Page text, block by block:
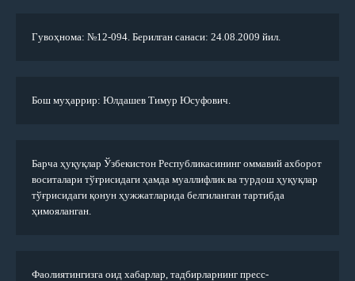
Гувоҳнома: №12-094. Берилган санаси: 24.08.2009 йил.
Бош муҳаррир: Юлдашев Тимур Юсуфович.
Барча ҳуқуқлар Ўзбекистон Республикасининг оммавий ахборот
воситалари тўғрисидаги ҳамда муаллифлик ва турдош ҳуқуқлар
тўғрисидаги қонун ҳужжатларида белгиланган тартибда
ҳимояланган.
Фаолиятингизга оид хабарлар, тадбирларнинг пресс-